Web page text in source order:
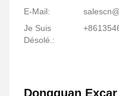
E-Mail:
Je Suis
Désolé.:
Dongguan